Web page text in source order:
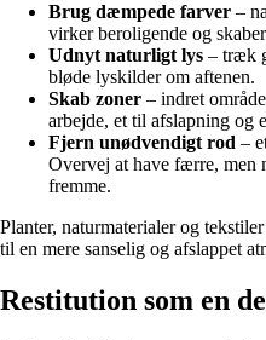
Brug dæmpede farver –
virker beroligende og
Udnyt naturligt lys – træk
bløde lyskilder om aftenen.
Skab zoner – indret
arbejde, et til afslapning og
Fjern unødvendigt rod –
Overvej at have færre, men
fremme.
Planter, naturmaterialer og
til en mere sanselig og afslappet
Restitution som en